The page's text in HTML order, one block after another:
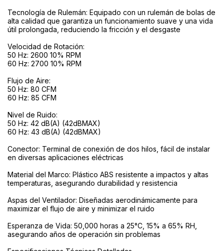
Tecnología de Rulemán: Equipado con un rulemán de bolas de
alta calidad que garantiza un funcionamiento suave y una vida
útil prolongada, reduciendo la fricción y el desgaste
Velocidad de Rotación:
50 Hz: 2600 10% RPM
60 Hz: 2700 10% RPM
Flujo de Aire:
50 Hz: 80 CFM
60 Hz: 85 CFM
Nivel de Ruido:
50 Hz: 42 dB(A) (42dBMAX)
60 Hz: 43 dB(A) (42dBMAX)
Conector: Terminal de conexión de dos hilos, fácil de instalar
en diversas aplicaciones eléctricas
Material del Marco: Plástico ABS resistente a impactos y altas
temperaturas, asegurando durabilidad y resistencia
Aspas del Ventilador: Diseñadas aerodinámicamente para
maximizar el flujo de aire y minimizar el ruido
Esperanza de Vida: 50,000 horas a 25°C, 15% a 65% RH,
asegurando años de operación sin problemas